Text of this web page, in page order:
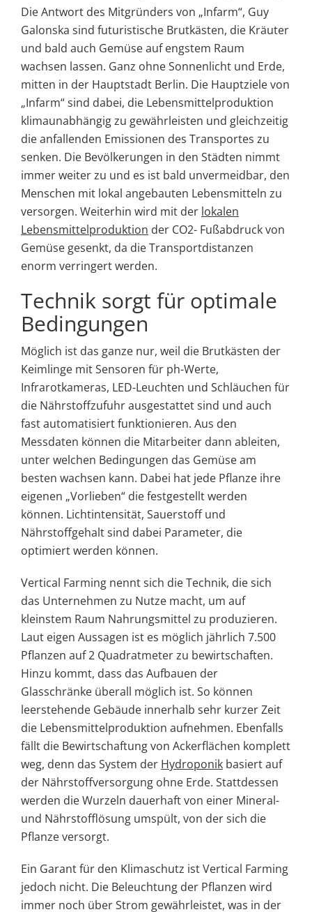
Die Antwort des Mitgründers von „Infarm“, Guy
Galonska sind futuristische Brutkästen, die Kräuter
und bald auch Gemüse auf engstem Raum
wachsen lassen. Ganz ohne Sonnenlicht und Erde,
mitten in der Hauptstadt Berlin. Die Hauptziele von
„Infarm“ sind dabei, die Lebensmittelproduktion
klimaunabhängig zu gewährleisten und gleichzeitig
die anfallenden Emissionen des Transportes zu
senken. Die Bevölkerungen in den Städten nimmt
immer weiter zu und es ist bald unvermeidbar, den
Menschen mit lokal angebauten Lebensmitteln zu
versorgen. Weiterhin wird mit der lokalen
Lebensmittelproduktion der CO2- Fußabdruck von
Gemüse gesenkt, da die Transportdistanzen
enorm verringert werden.
Technik sorgt für optimale
Bedingungen
Möglich ist das ganze nur, weil die Brutkästen der
Keimlinge mit Sensoren für ph-Werte,
Infrarotkameras, LED-Leuchten und Schläuchen für
die Nährstoffzufuhr ausgestattet sind und auch
fast automatisiert funktionieren. Aus den
Messdaten können die Mitarbeiter dann ableiten,
unter welchen Bedingungen das Gemüse am
besten wachsen kann. Dabei hat jede Pflanze ihre
eigenen „Vorlieben“ die festgestellt werden
können. Lichtintensität, Sauerstoff und
Nährstoffgehalt sind dabei Parameter, die
optimiert werden können.
Vertical Farming nennt sich die Technik, die sich
das Unternehmen zu Nutze macht, um auf
kleinstem Raum Nahrungsmittel zu produzieren.
Laut eigen Aussagen ist es möglich jährlich 7.500
Pflanzen auf 2 Quadratmeter zu bewirtschaften.
Hinzu kommt, dass das Aufbauen der
Glasschränke überall möglich ist. So können
leerstehende Gebäude innerhalb sehr kurzer Zeit
die Lebensmittelproduktion aufnehmen. Ebenfalls
fällt die Bewirtschaftung von Ackerflächen komplett
weg, denn das System der Hydroponik basiert auf
der Nährstoffversorgung ohne Erde. Stattdessen
werden die Wurzeln dauerhaft von einer Mineral-
und Nährstofflösung umspült, von der sich die
Pflanze versorgt.
Ein Garant für den Klimaschutz ist Vertical Farming
jedoch nicht. Die Beleuchtung der Pflanzen wird
immer noch über Strom gewährleistet, was in der